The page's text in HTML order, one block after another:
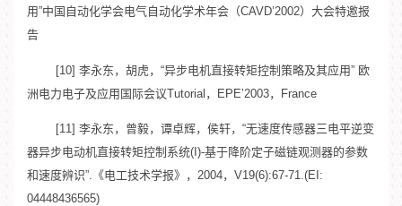
用”中国自动化学会电气自动化学术年会（CAVD’2002）大会特邀报
告
[10] 李永东，胡虎，“异步电机直接转矩控制策略及其应用” 欧
洲电力电子及应用国际会议Tutorial，EPE’2003，France
[11] 李永东，曾毅，谭卓辉，侯轩，“无速度传感器三电平逆变
器异步电动机直接转矩控制系统(I)-基于降阶定子磁链观测器的参数
和速度辨识”.《电工技术学报》，2004，V19(6):67-71.(EI:
04448436565)